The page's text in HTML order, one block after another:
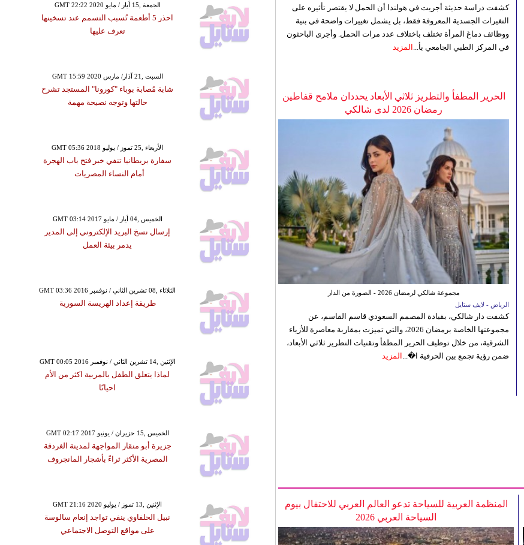
كشفت دراسة حديثة أجريت في هولندا أن الحمل لا يقتصر تأثيره على
التغيرات الجسدية المعروفة فقط، بل يشمل تغييرات واضحة في بنية
ووظائف دماغ المرأة تختلف باختلاف عدد مرات الحمل. وأجرى الباحثون
في المركز الطبي الجامعي بأ... المزيد
الحرير المطفأ والتطريز ثلاثي الأبعاد يحددان ملامح قفاطين
رمضان 2026 لدى شالكي
مجموعة شالكي لرمضان 2026 - الصورة من الدار
الرياض - لايف ستايل
كشفت دار شالكي، بقيادة المصمم السعودي قاسم القاسم، عن
مجموعتها الخاصة برمضان 2026، والتي تميزت بمقاربة معاصرة للأزياء
الشرقية، من خلال توظيف الحرير المطفأ وتقنيات التطريز ثلاثي الأبعاد،
ضمن رؤية تجمع بين الحرفية ا�... المزيد
المنظمة العربية للسياحة تدعو العالم العربي للاحتفال بيوم
السياحة العربي 2026
GMT 22:22 2020 الجمعة ,15 أيار / مايو
احذر 5 أطعمة تُسبب التسمم عند تسخينها
تعرف عليها
GMT 15:59 2020 السبت ,21 آذار/ مارس
شابة مُصابة بوباء "كورونا" المستجد تشرح
حالتها وتوجه نصيحة مهمة
GMT 05:36 2018 الأربعاء ,25 تموز / يوليو
سفارة بريطانيا تنفي خبر فتح باب الهجرة
أمام النساء المصريات
GMT 03:14 2017 الخميس ,04 أيار / مايو
إرسال نسخ البريد الإلكتروني إلى المدير
يدمر بيئة العمل
GMT 03:36 2016 الثلاثاء ,08 تشرين الثاني / نوفمبر
طريقة إعداد الهريسة السورية
GMT 00:05 2016 الإثنين ,14 تشرين الثاني / نوفمبر
لماذا يتعلق الطفل بالمربية اكثر من الأم
احيانًا
GMT 02:17 2017 الخميس ,15 حزيران / يونيو
جزيرة أبو منقار المواجهة لمدينة الغردقة
المصرية الأكثر ثراءً بأشجار المانجروف
GMT 21:16 2020 الإثنين ,13 تموز / يوليو
نبيل الحلفاوي ينفي تواجد إنعام سالوسة
على مواقع التوصل الاجتماعي